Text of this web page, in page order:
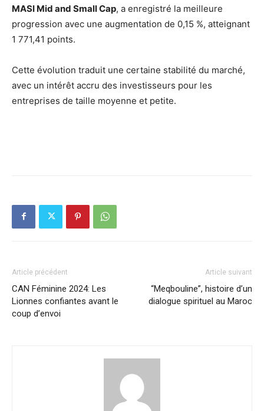
MASI Mid and Small Cap, a enregistré la meilleure
progression avec une augmentation de 0,15 %, atteignant
1 771,41 points.
Cette évolution traduit une certaine stabilité du marché,
avec un intérêt accru des investisseurs pour les
entreprises de taille moyenne et petite.
Article précédent
CAN Féminine 2024: Les
Lionnes confiantes avant le
coup d’envoi
Article suivant
“Meqbouline”, histoire d’un
dialogue spirituel au Maroc